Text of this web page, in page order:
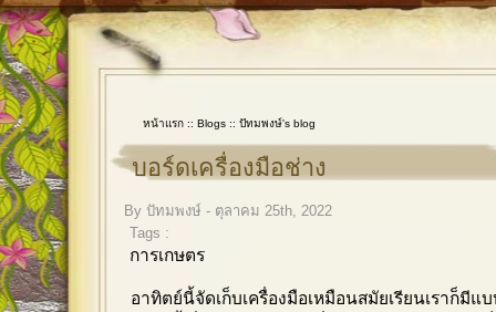
หน้าแรก :: Blogs :: ปัทมพงษ์'s blog
บอร์ดเครื่องมือช่าง
By ปัทมพงษ์ - ตุลาคม 25th, 2022
Tags :
การเกษตร
อาทิตย์นี้จัดเก็บเครื่องมือเหมือนสมัยเรียนเราก็มีแ